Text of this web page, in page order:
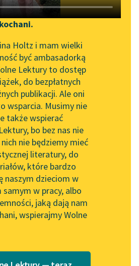
Zgłoś brak utworu
x
Narzędzia
Mapa Wolnych Lektur
Leśmianator
Przewodnik dla piszących i
czytających
API
OAI-PMH
Widget Wolnych Lektur
Przypisy
Katalog w formacie PDF
Holtz i mam wielki
być ambasadorką
Lektury to dostęp
do bezpłatnych
publikacji. Ale oni
wsparcia. Musimy nie
także wspierać
bo bez nas nie
nie będziemy mieć
literatury, do
które bardzo
naszym dzieciom w
samym w pracy, albo
jaką dają nam
wspierajmy Wolne
Arystofanes
CHÓR STARCÓW
zrzucają szaty i koturny
i, nagle
odmłodniawszy,
tańczą nago
Niech zapachnie nagie
ciało...
Czytaj więcej
w literaturze refleksje
etapu życia, który